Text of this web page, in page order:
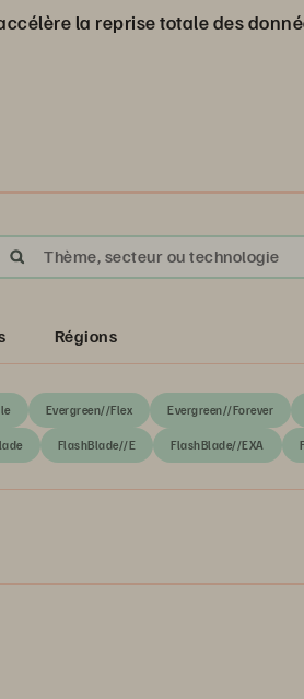
la reprise totale des
Thème, secteur ou technologie
Régions
Evergreen//Flex Evergreen//Forever
FlashBlade//E FlashBlade//EXA